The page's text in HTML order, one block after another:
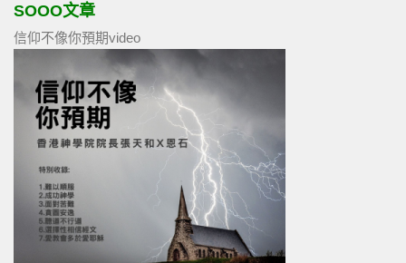
SOOO文章
信仰不像你預期video